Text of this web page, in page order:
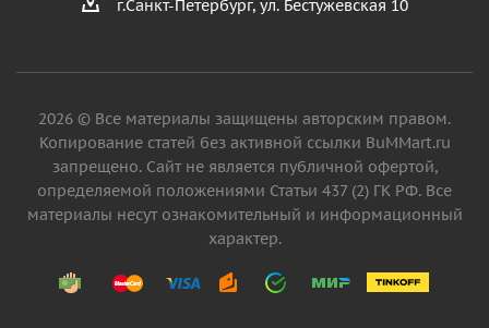
г.Санкт-Петербург, ул. Бестужевская 10
2026 © Все материалы защищены авторским правом.
Копирование статей без активной ссылки BuMMart.ru
запрещено. Сайт не является публичной офертой,
определяемой положениями Статьи 437 (2) ГК РФ. Все
материалы несут ознакомительный и информационный
характер.